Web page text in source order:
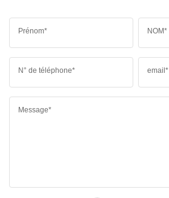
Prénom* NOM*
N° de téléphone* email*
Message*